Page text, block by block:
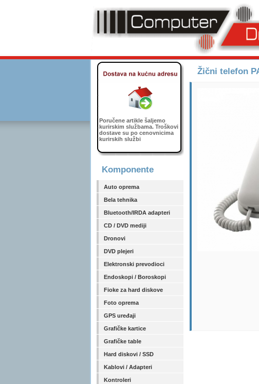
Poručene artikle šaljemo
kurirskim službama. Troškovi
dostave su po cenovnicima
kurirskih službi
Komponente
Auto oprema
Bela tehnika
Bluetooth/IRDA adapteri
CD / DVD mediji
Dronovi
DVD plejeri
Elektronski prevodioci
Endoskopi / Boroskopi
Fioke za hard diskove
Foto oprema
GPS uređaji
Grafičke kartice
Grafičke table
Hard diskovi / SSD
Kablovi / Adapteri
Kontroleri
Žični telefon